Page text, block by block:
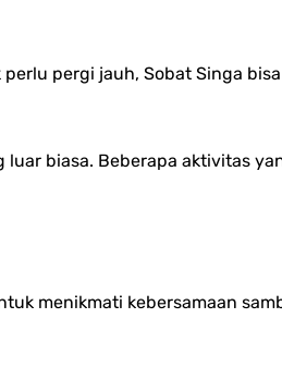
pergi jauh, Sobat Singa
biasa. Beberapa aktivitas
menikmati kebersamaan